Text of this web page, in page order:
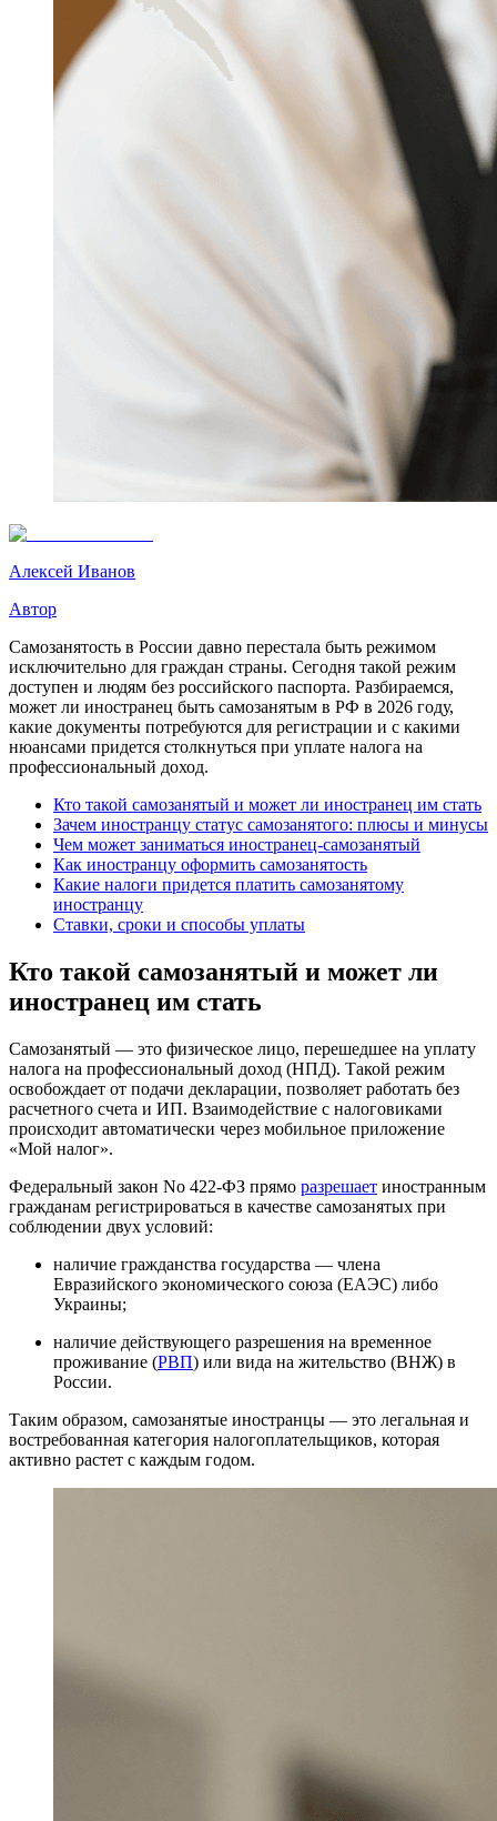
Алексей Иванов
Автор
Самозанятость в России давно перестала быть режимом
исключительно для граждан страны. Сегодня такой режим
доступен и людям без российского паспорта. Разбираемся,
может ли иностранец быть самозанятым в РФ в 2026 году,
какие документы потребуются для регистрации и с какими
нюансами придется столкнуться при уплате налога на
профессиональный доход.
Кто такой самозанятый и может ли иностранец им стать
Зачем иностранцу статус самозанятого: плюсы и минусы
Чем может заниматься иностранец-самозанятый
Как иностранцу оформить самозанятость
Какие налоги придется платить самозанятому
иностранцу
Ставки, сроки и способы уплаты
Кто такой самозанятый и может ли
иностранец им стать
Самозанятый — это физическое лицо, перешедшее на уплату
налога на профессиональный доход (НПД). Такой режим
освобождает от подачи декларации, позволяет работать без
расчетного счета и ИП. Взаимодействие с налоговиками
происходит автоматически через мобильное приложение
«Мой налог».
Федеральный закон No 422-ФЗ прямо разрешает иностранным
гражданам регистрироваться в качестве самозанятых при
соблюдении двух условий:
наличие гражданства государства — члена
Евразийского экономического союза (ЕАЭС) либо
Украины;
наличие действующего разрешения на временное
проживание (РВП) или вида на жительство (ВНЖ) в
России.
Таким образом, самозанятые иностранцы — это легальная и
востребованная категория налогоплательщиков, которая
активно растет с каждым годом.